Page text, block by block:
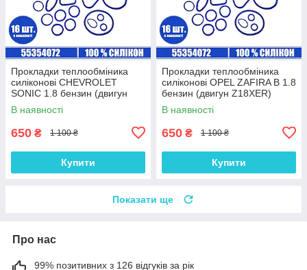
Прокладки теплообміника
силіконові CHEVROLET
SONIC 1.8 бензин (двигун
F18D4) комплект 16 шт.
В наявності
650 ₴ 1 100 ₴
Купити
Прокладки теплообміника
силіконові OPEL ZAFIRA B 1.8
бензин (двигун Z18XER)
комплект 16 шт.
В наявності
650 ₴ 1 100 ₴
Купити
Показати ще
Про нас
99% позитивних з 126 відгуків за рік